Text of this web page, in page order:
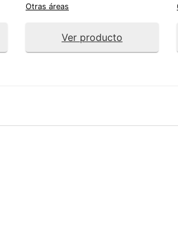
Otras áreas
Ver producto